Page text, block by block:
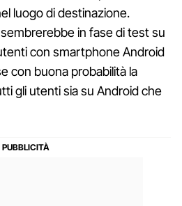
luogo di destinazione.
in fase di test su
con smartphone Android
con buona probabilità la
gli utenti sia su Android che